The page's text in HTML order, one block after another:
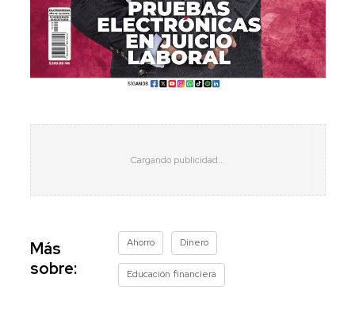
Más
sobre:
Ahorro Dinero
Educación financiera